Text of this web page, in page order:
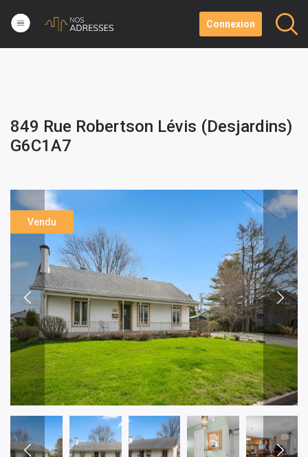
Connexion
849 Rue Robertson Lévis (Desjardins)
G6C1A7
Vendu